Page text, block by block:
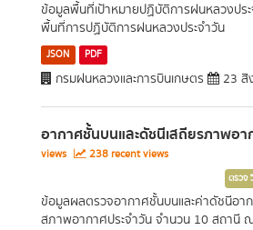
ข้อมูลพื้นที่เป้าหมายปฏิบัติการฝนหลวงปร
พื้นที่การปฏิบัติการฝนหลวงประจำวัน
JSON PDF
กรมฝนหลวงและการบินเกษตร 23 สิ
อากาศชั้นบนและดัชนีเสถียรภาพอา
views
238 recent views
ตรวจ
ข้อมูลผลตรวจอากาศชั้นบนและค่าดัชนีอา
สภาพอากาศประจำวัน จำนวน 10 สถานี